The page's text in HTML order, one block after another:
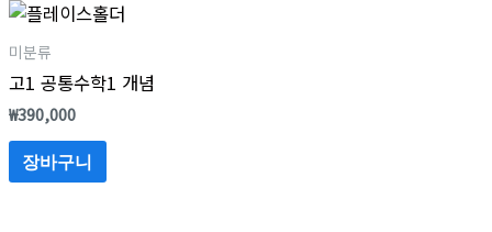
미분류
고1 공통수학1 개념
₩390,000
장바구니